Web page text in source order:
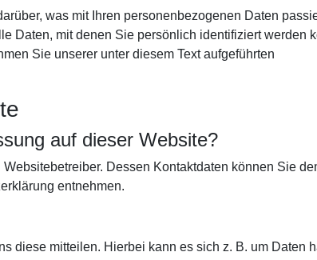
was mit Ihren personenbezogenen Daten
Daten, mit denen Sie persönlich identifiziert werden
Sie unserer unter diesem Text aufgeführten
auf dieser Website?
Dessen Kontaktdaten können Sie
entnehmen.
diese mitteilen. Hierbei kann es sich z. B. um Daten